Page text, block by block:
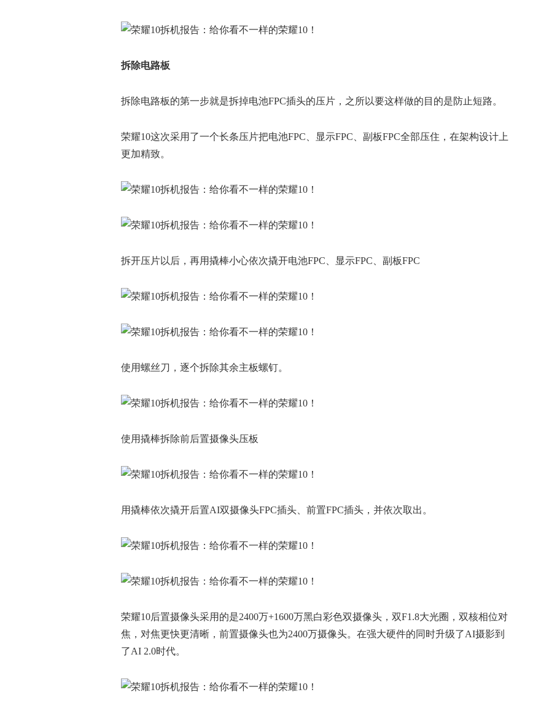
拆除电路板
拆除电路板的第一步就是拆掉电池FPC插头的压片，之所以要这样做的目的是防止短路。
荣耀10这次采用了一个长条压片把电池FPC、显示FPC、副板FPC全部压住，在架构设计上
更加精致。
拆开压片以后，再用撬棒小心依次撬开电池FPC、显示FPC、副板FPC
使用螺丝刀，逐个拆除其余主板螺钉。
使用撬棒拆除前后置摄像头压板
用撬棒依次撬开后置AI双摄像头FPC插头、前置FPC插头，并依次取出。
荣耀10后置摄像头采用的是2400万+1600万黑白彩色双摄像头，双F1.8大光圈，双核相位对
焦，对焦更快更清晰，前置摄像头也为2400万摄像头。在强大硬件的同时升级了AI摄影到
了AI 2.0时代。